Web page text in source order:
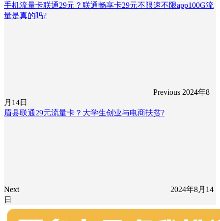
手机流量卡联通29元？联通畅享卡29元不限速不限app100G流
量是真的吗?
Previous 2024年8
月14日
眉县联通29元流量卡？大学生创业与电商扶贫?
Next
2024年8月14
日